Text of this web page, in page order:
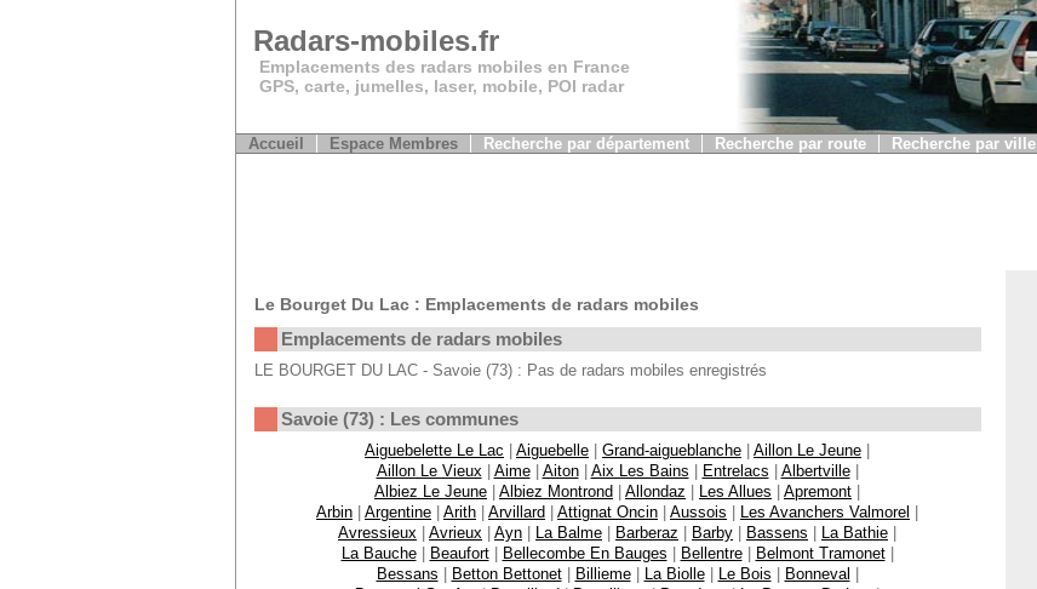
Radars-mobiles.fr
Emplacements des radars mobiles en France
GPS, carte, jumelles, laser, mobile, POI radar
Accueil Espace Membres Recherche par département Recherche par route Recherche par ville
Le Bourget Du Lac : Emplacements de radars mobiles
Emplacements de radars mobiles
LE BOURGET DU LAC - Savoie (73) : Pas de radars mobiles enregistrés
Savoie (73) : Les communes
Aiguebelette Le Lac | Aiguebelle | Grand-aigueblanche | Aillon Le Jeune |
Aillon Le Vieux | Aime| Aiton| Aix Les Bains | Entrelacs | Albertville|
Albiez Le Jeune | Albiez Montrond | Allondaz | Les Allues | Apremont |
Arbin | Argentine | Arith | Arvillard | Attignat Oncin | Aussois | Les Avanchers Valmorel |
Avressieux | Avrieux | Ayn | La Balme | Barberaz | Barby | Bassens | La Bathie |
La Bauche| Beaufort| Bellecombe En Bauges | Bellentre| Belmont Tramonet|
Bessans | Betton Bettonet| Billieme| La Biolle| Le Bois | Bonneval |